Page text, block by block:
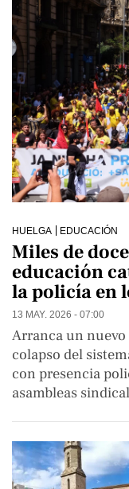
HUELGA EDUCACIÓN
Miles de
educación
la policía en
13 MAY. 2026 - 07:00
Arranca un
colapso del
con presencia
asambleas